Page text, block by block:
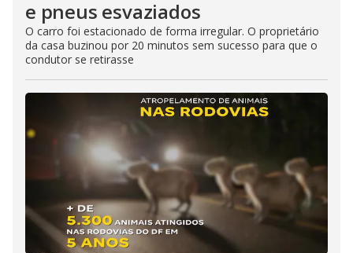
e pneus esvaziados
O carro foi estacionado de forma irregular. O proprietário
da casa buzinou por 20 minutos sem sucesso para que o
condutor se retirasse